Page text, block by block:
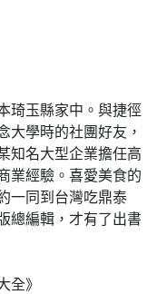
琦玉縣家中。與捷徑
大學時的社團好友，
知名大型企業擔任高
業經驗。喜愛美食的
一同到台灣吃鼎泰
總編輯，才有了出書
全》